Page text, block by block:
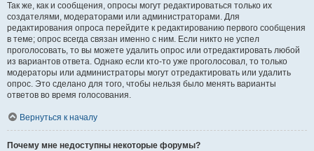
Так же, как и сообщения, опросы могут редактироваться только их
создателями, модераторами или администраторами. Для
редактирования опроса перейдите к редактированию первого сообщения
в теме; опрос всегда связан именно с ним. Если никто не успел
проголосовать, то вы можете удалить опрос или отредактировать любой
из вариантов ответа. Однако если кто-то уже проголосовал, то только
модераторы или администраторы могут отредактировать или удалить
опрос. Это сделано для того, чтобы нельзя было менять варианты
ответов во время голосования.
Вернуться к началу
Почему мне недоступны некоторые форумы?